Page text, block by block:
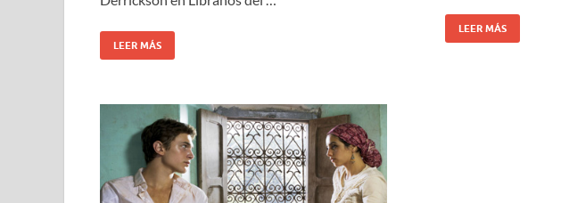
LEER MÁS
LEER MÁS